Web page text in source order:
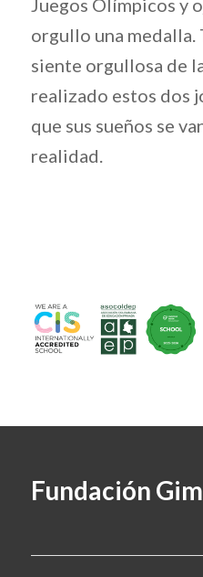
orgullo una medalla.
siente orgullosa de
realizado estos dos
que sus sueños se
realidad.
Fundación